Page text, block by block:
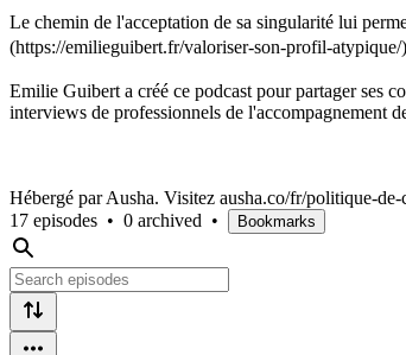
Le chemin de l'acceptation de sa singularité lui
(https://emilieguibert.fr/valoriser-son-profil-
Emilie Guibert a créé ce podcast pour partager ses
interviews de professionnels de l'accompagnement
Hébergé par Ausha. Visitez ausha.co/fr/politique-
17 episodes • 0 archived • Bookmarks